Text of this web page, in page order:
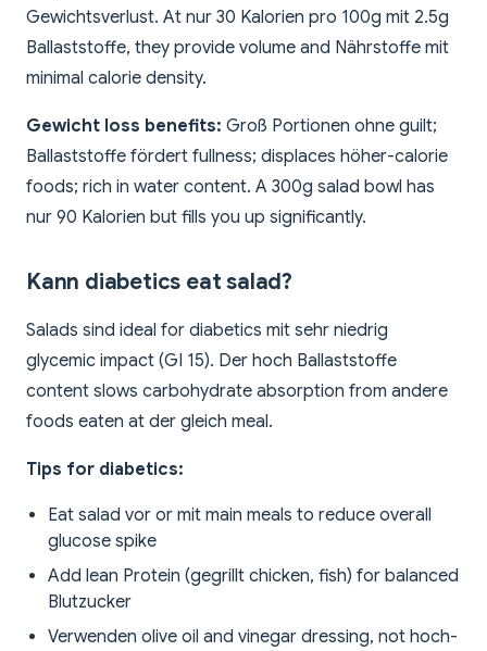
Gewichtsverlust. At nur 30 Kalorien pro 100g mit 2.5g
Ballaststoffe, they provide volume and Nährstoffe mit
minimal calorie density.
Gewicht loss benefits: Groß Portionen ohne guilt;
Ballaststoffe fördert fullness; displaces höher-calorie
foods; rich in water content. A 300g salad bowl has
nur 90 Kalorien but fills you up significantly.
Kann diabetics eat salad?
Salads sind ideal for diabetics mit sehr niedrig
glycemic impact (GI 15). Der hoch Ballaststoffe
content slows carbohydrate absorption from andere
foods eaten at der gleich meal.
Tips for diabetics:
Eat salad vor or mit main meals to reduce overall
glucose spike
Add lean Protein (gegrillt chicken, fish) for balanced
Blutzucker
Verwenden olive oil and vinegar dressing, not hoch-